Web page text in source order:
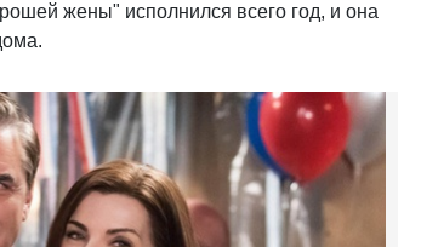
жены" исполнился всего год, и она